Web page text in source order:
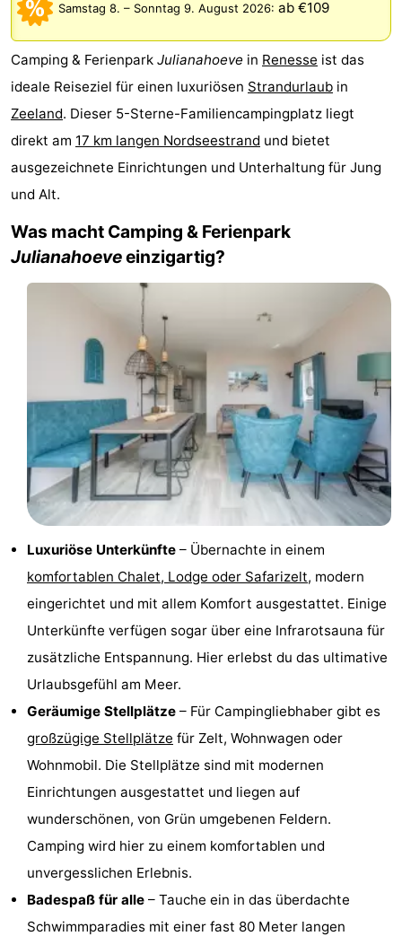
Buitenheem
-
Oase
Duinoord
-
Julianahoeve
-
Livingstone
-
Haamstede
Résidence
Hof
van
Haamstede
Schouwen
Schouwse
Valleien
Soeten
Haert
-
Wijde
Blick
Zeeland
Village
Zeeuwse
Kust
Zonnedorp
-
Hof
van
Haamstede
Hotels
Zimmer
(mit
Frühstück)
Lastminutes
Strand
Sehen
Samstag 8. – Sonntag 9. August 2026: ab €109
Camping & Ferienpark Julianahoeve in Renesse ist das
ideale Reiseziel für einen luxuriösen Strandurlaub in
Zeeland. Dieser 5-Sterne-Familiencampingplatz liegt
direkt am 17 km langen Nordseestrand und bietet
ausgezeichnete Einrichtungen und Unterhaltung für Jung
und Alt.
Was macht Camping & Ferienpark
Julianahoeveeinzigartig?
Luxuriöse Unterkünfte – Übernachte in einem
komfortablen Chalet, Lodge oder Safarizelt, modern
eingerichtet und mit allem Komfort ausgestattet. Einige
Unterkünfte verfügen sogar über eine Infrarotsauna für
zusätzliche Entspannung. Hier erlebst du das ultimative
Urlaubsgefühl am Meer.
Geräumige Stellplätze – Für Campingliebhaber gibt es
großzügige Stellplätze für Zelt, Wohnwagen oder
Wohnmobil. Die Stellplätze sind mit modernen
Einrichtungen ausgestattet und liegen auf
wunderschönen, von Grün umgebenen Feldern.
Camping wird hier zu einem komfortablen und
unvergesslichen Erlebnis.
Badespaß für alle – Tauche ein in das überdachte
Schwimmparadies mit einer fast 80 Meter langen